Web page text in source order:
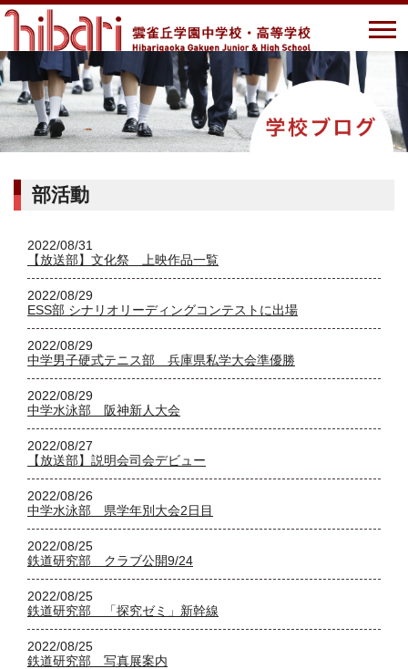
部活動
2022/08/31
【放送部】文化祭 上映作品一覧
2022/08/29
ESS部 シナリオリーディングコンテストに出場
2022/08/29
中学男子硬式テニス部 兵庫県私学大会準優勝
2022/08/29
中学水泳部 阪神新人大会
2022/08/27
【放送部】説明会司会デビュー
2022/08/26
中学水泳部 県学年別大会2日目
2022/08/25
鉄道研究部 クラブ公開9/24
2022/08/25
鉄道研究部 「探究ゼミ」新幹線
2022/08/25
鉄道研究部 写真展案内